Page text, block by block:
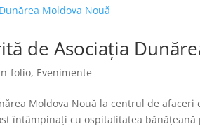
de Asociația
folio, Evenimente
Moldova Nouă la centrul de afaceri
întâmpinați cu ospitalitatea bănățeană